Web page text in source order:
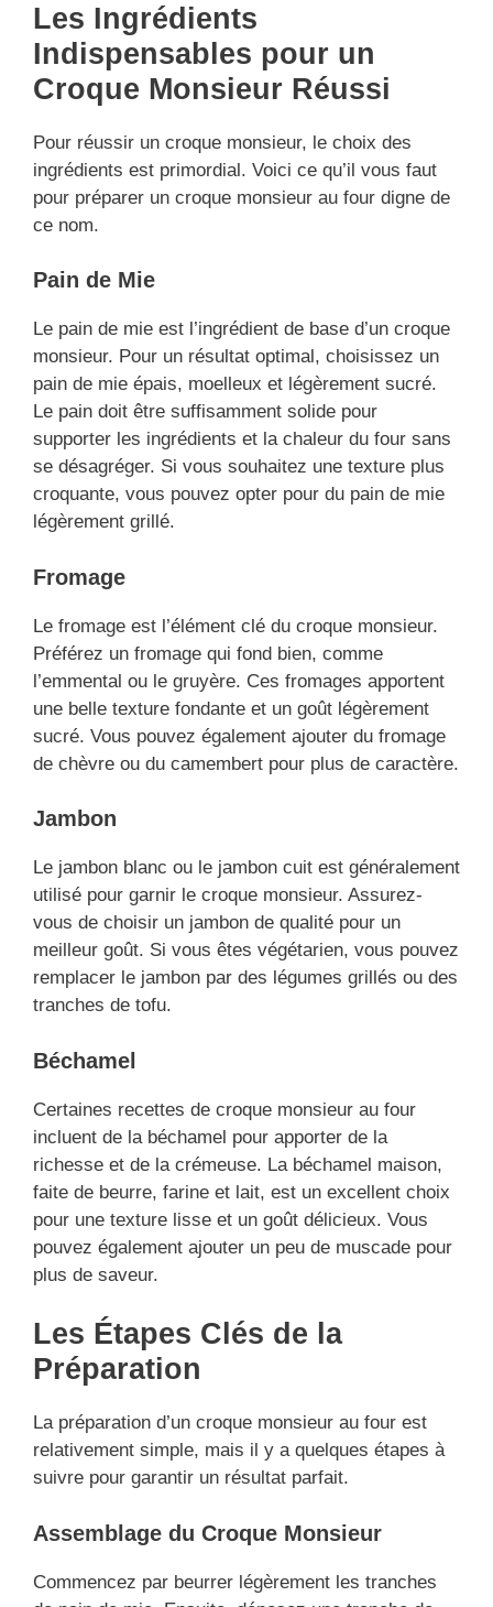
Les Ingrédients
Indispensables pour un
Croque Monsieur Réussi
Pour réussir un croque monsieur, le choix des
ingrédients est primordial. Voici ce qu’il vous faut
pour préparer un croque monsieur au four digne de
ce nom.
Pain de Mie
Le pain de mie est l’ingrédient de base d’un croque
monsieur. Pour un résultat optimal, choisissez un
pain de mie épais, moelleux et légèrement sucré.
Le pain doit être suffisamment solide pour
supporter les ingrédients et la chaleur du four sans
se désagréger. Si vous souhaitez une texture plus
croquante, vous pouvez opter pour du pain de mie
légèrement grillé.
Fromage
Le fromage est l’élément clé du croque monsieur.
Préférez un fromage qui fond bien, comme
l’emmental ou le gruyère. Ces fromages apportent
une belle texture fondante et un goût légèrement
sucré. Vous pouvez également ajouter du fromage
de chèvre ou du camembert pour plus de caractère.
Jambon
Le jambon blanc ou le jambon cuit est généralement
utilisé pour garnir le croque monsieur. Assurez-
vous de choisir un jambon de qualité pour un
meilleur goût. Si vous êtes végétarien, vous pouvez
remplacer le jambon par des légumes grillés ou des
tranches de tofu.
Béchamel
Certaines recettes de croque monsieur au four
incluent de la béchamel pour apporter de la
richesse et de la crémeuse. La béchamel maison,
faite de beurre, farine et lait, est un excellent choix
pour une texture lisse et un goût délicieux. Vous
pouvez également ajouter un peu de muscade pour
plus de saveur.
Les Étapes Clés de la
Préparation
La préparation d’un croque monsieur au four est
relativement simple, mais il y a quelques étapes à
suivre pour garantir un résultat parfait.
Assemblage du Croque Monsieur
Commencez par beurrer légèrement les tranches